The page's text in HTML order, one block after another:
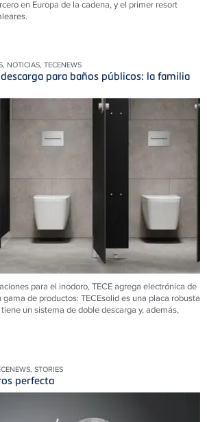
en Europa de la cadena, y el primer resort
NOTICIAS, TECENEWS
para baños públicos: la familia
para el inodoro, TECE agrega electrónica de
de productos: TECEsolid es una placa robusta
un sistema de doble descarga y, además,
STORIES
perfecta